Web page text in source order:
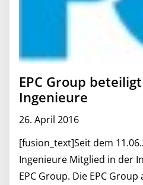
EPC Group
Ingenieure
26. April 2016
[fusion_text]Seit dem
Ingenieure Mitglied in der
EPC Group. Die EPC